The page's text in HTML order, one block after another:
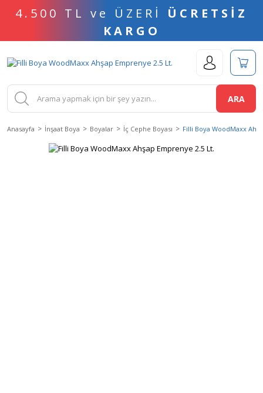
4.500 TL ve ÜZERİ ÜCRETSİZ
KARGO
ARA
Anasayfa İnşaat Boya Boyalar İç Cephe Boyası Filli Boya WoodMaxx